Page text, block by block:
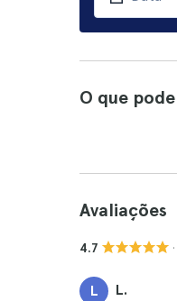
O que
Avaliações
4.7
L L.